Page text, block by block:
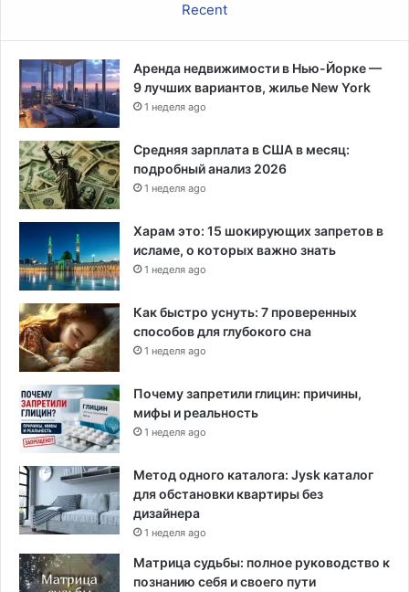
Recent
Аренда недвижимости в Нью-Йорке —
9 лучших вариантов, жилье New York
1 неделя ago
Средняя зарплата в США в месяц:
подробный анализ 2026
1 неделя ago
Харам это: 15 шокирующих запретов в
исламе, о которых важно знать
1 неделя ago
Как быстро уснуть: 7 проверенных
способов для глубокого сна
1 неделя ago
Почему запретили глицин: причины,
мифы и реальность
1 неделя ago
Метод одного каталога: Jysk каталог
для обстановки квартиры без
дизайнера
1 неделя ago
Матрица судьбы: полное руководство к
познанию себя и своего пути